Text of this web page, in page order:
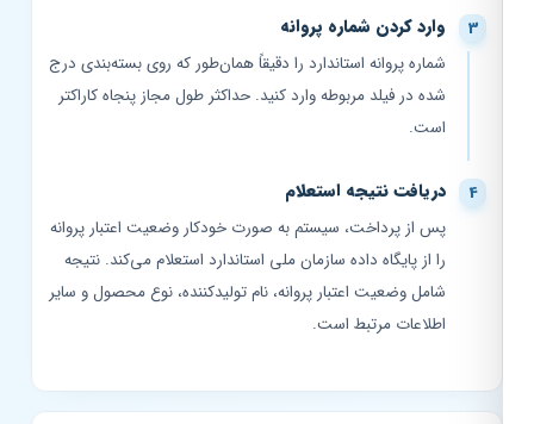
وارد کردن شماره پروانه
شماره پروانه استاندارد را دقیقاً همان‌طور که روی بسته‌بندی درج
شده در فیلد مربوطه وارد کنید. حداکثر طول مجاز پنجاه کاراکتر
است.
دریافت نتیجه استعلام
پس از پرداخت، سیستم به صورت خودکار وضعیت اعتبار پروانه
را از پایگاه داده سازمان ملی استاندارد استعلام می‌کند. نتیجه
شامل وضعیت اعتبار پروانه، نام تولیدکننده، نوع محصول و سایر
اطلاعات مرتبط است.